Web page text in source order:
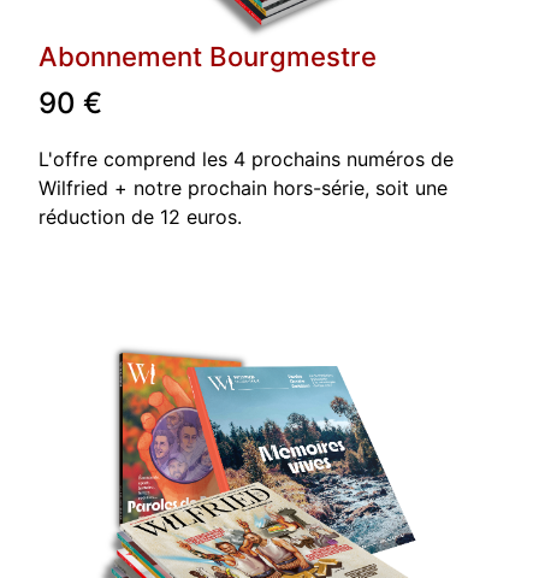
Abonnement Bourgmestre
90
L'offre comprend les 4 prochains numéros de
Wilfried + notre prochain hors-série, soit une
réduction de 12 euros.